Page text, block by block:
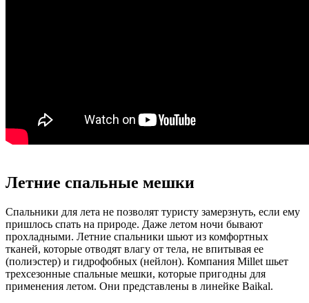
Летние спальные мешки
Спальники для лета не позволят туристу замерзнуть, если ему
пришлось спать на природе. Даже летом ночи бывают
прохладными. Летние спальники шьют из комфортных
тканей, которые отводят влагу от тела, не впитывая ее
(полиэстер) и гидрофобных (нейлон). Компания Millet шьет
трехсезонные спальные мешки, которые пригодны для
применения летом. Они представлены в линейке Baikal.